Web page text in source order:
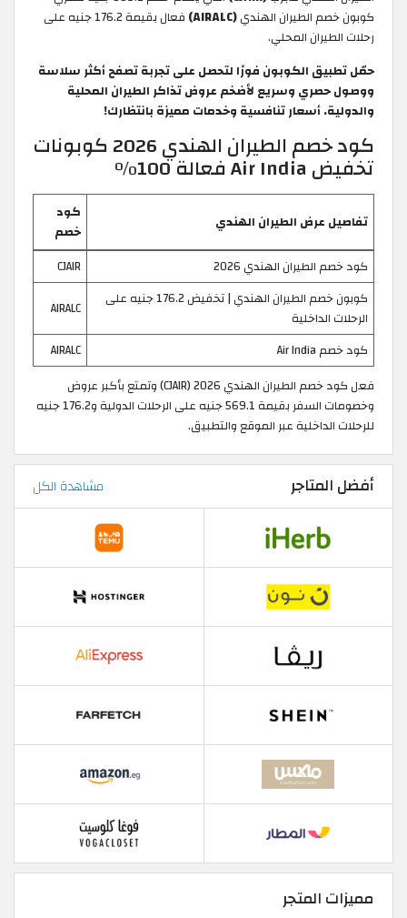
كوبون خصم الطيران الهندي(AIRALC)
فعال بقيمة 176.2 جنيه على
رحلات الطيران المحلي.
حمّل تطبيق الكوبون فورًا لتحصل على تجربة تصفح أكثر سلاسة
ووصول حصري وسريع لأضخم عروض تذاكر الطيران المحلية
والدولية. أسعار تنافسية وخدمات مميزة بانتظارك!
كود خصم الطيران الهندي 2026 كوبونات
تخفيض Air India فعالة 100%
تفاصيل عرض الطيران الهندي
كود
خصم
كود خصم الطيران الهندي 2026
CJAIR
كوبون خصم الطيران الهندي | تخفيض 176.2 جنيه على
الرحلات الداخلية
AIRALC
كود خصم Air India
AIRALC
فعل كود خصم الطيران الهندي 2026 (CJAIR) وتمتع بأكبر عروض
وخصومات السفر بقيمة 569.1 جنيه على الرحلات الدولية و176.2 جنيه
للرحلات الداخلية عبر الموقع والتطبيق.
أفضل المتاجر مشاهدة الكل
مميزات المتجر